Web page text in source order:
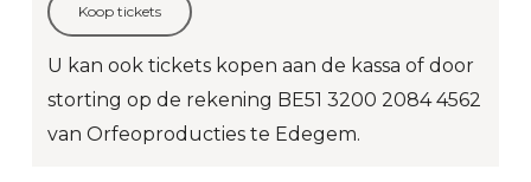
Koop tickets
U kan ook tickets kopen aan de kassa of door
storting op de rekening BE51 3200 2084 4562
van Orfeoproducties te Edegem.